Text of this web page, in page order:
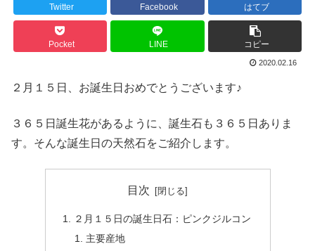
Twitter Facebook はてブ
Pocket LINE コピー
2020.02.16
２月１５日、お誕生日おめでとうございます♪
３６５日誕生花があるように、誕生石も３６５日ありま
す。そんな誕生日の天然石をご紹介します。
目次
２月１５日の誕生日石：ピンクジルコン
主要産地